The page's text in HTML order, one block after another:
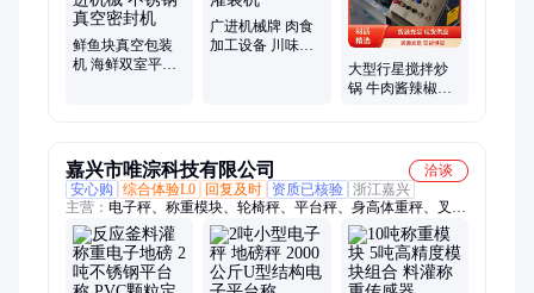
鲜鱼块真空包装
机 海鲜双室平台
广进机械牌 肉食
加工设备 川味腊
大型行星搅拌炒
锅 牛肉酱辣椒油
嘉兴市唯淙科技有限公司
洽谈
安心购
综合体验L0 回复及时 资质已核验 浙江嘉兴
主营： 电子秤、称重模块、轮椅秤、平台秤、身高体重秤、叉车
秤、地磅、电子天平、台秤